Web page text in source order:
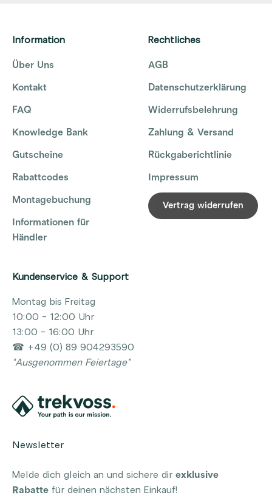
Information
Über Uns
Kontakt
FAQ
Knowledge Bank
Gutscheine
Rabattcodes
Montagebuchung
Informationen für
Händler
Rechtliches
AGB
Datenschutzerklärung
Widerrufsbelehrung
Zahlung & Versand
Rückgaberichtlinie
Impressum
Vertrag widerrufen
Kundenservice & Support
Montag bis Freitag
10:00 - 12:00 Uhr
13:00 - 16:00 Uhr
☎ +49 (0) 89 904293590
*Ausgenommen Feiertage*
Newsletter
Melde dich gleich an und sichere dir exklusive
Rabatte für deinen nächsten Einkauf!